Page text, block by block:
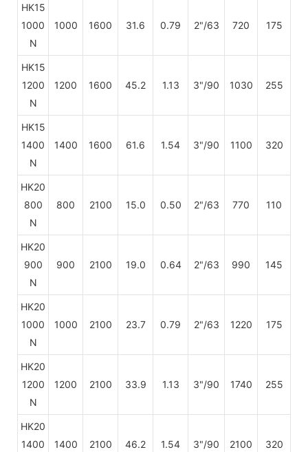
HK15
1000
N
1000 1600 31.6 0.79 2"/63 720 175
HK15
1200
N
1200 1600 45.2 1.13 3"/90 1030 255
HK15
1400
N
1400 1600 61.6 1.54 3"/90 1100 320
HK20
800
N
800 2100 15.0 0.50 2"/63 770 110
HK20
900
N
900 2100 19.0 0.64 2"/63 990 145
HK20
1000
N
1000 2100 23.7 0.79 2"/63 1220 175
HK20
1200
N
1200 2100 33.9 1.13 3"/90 1740 255
HK20
1400
1400 2100 46.2 1.54 3"/90 2100 320